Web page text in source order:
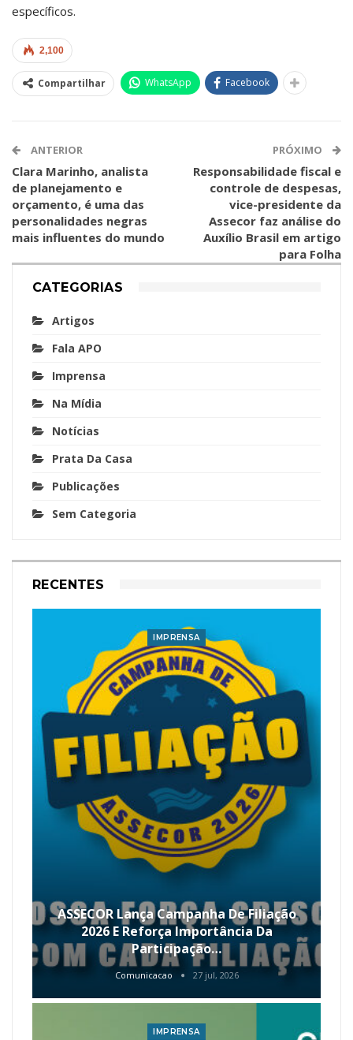
específicos.
2,100
Compartilhar WhatsApp Facebook
ANTERIOR
Clara Marinho, analista
de planejamento e
orçamento, é uma das
personalidades negras
mais influentes do mundo
PRÓXIMO
Responsabilidade fiscal e
controle de despesas,
vice-presidente da
Assecor faz análise do
Auxílio Brasil em artigo
para Folha
CATEGORIAS
Artigos
Fala APO
Imprensa
Na Mídia
Notícias
Prata Da Casa
Publicações
Sem Categoria
RECENTES
IMPRENSA
ASSECOR Lança Campanha De Filiação
2026 E Reforça Importância Da
Participação…
Comunicacao 27 jul, 2026
IMPRENSA